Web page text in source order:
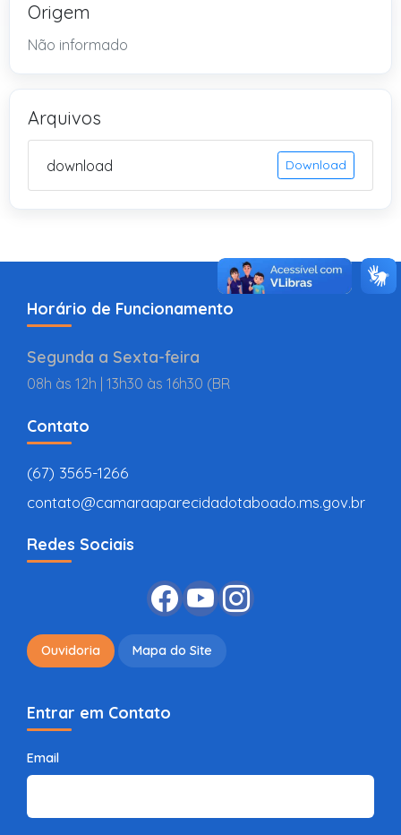
Origem
Não informado
Arquivos
download Download
Horário de Funcionamento
Segunda a Sexta-feira
08h às 12h | 13h30 às 16h30 (BR
Contato
(67) 3565-1266
contato@camaraaparecidadotaboado.ms.gov.br
Redes Sociais
Ouvidoria Mapa do Site
Entrar em Contato
Email